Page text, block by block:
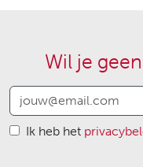
Wil je
Ik heb het